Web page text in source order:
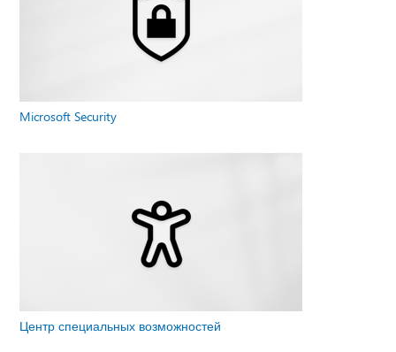
Microsoft Security
Центр специальных возможностей